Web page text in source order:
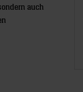
auch